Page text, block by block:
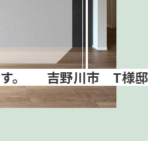
川市 T様邸 お引渡